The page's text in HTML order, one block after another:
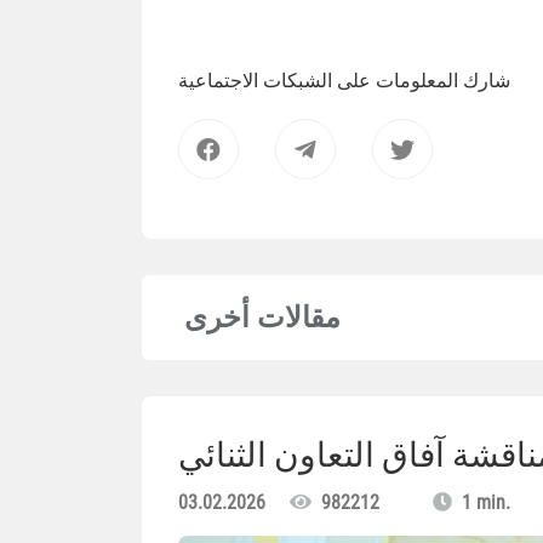
شارك المعلومات على الشبكات الاجتماعية
مقالات أخرى
آفاق التعاون الثنائي
03.02.2026 982212 1 min.